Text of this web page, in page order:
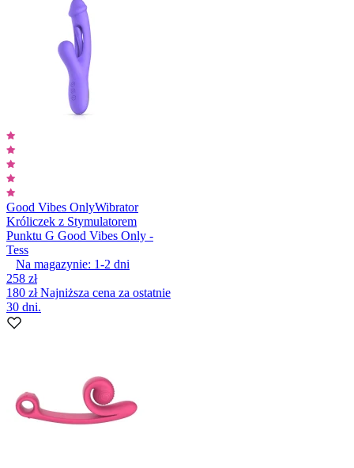
Good Vibes OnlyWibrator
Króliczek z Stymulatorem
Punktu G Good Vibes Only -
Tess
Na magazynie: 1-2 dni
258 zł
180 złNajniższa cena za ostatnie
30 dni.